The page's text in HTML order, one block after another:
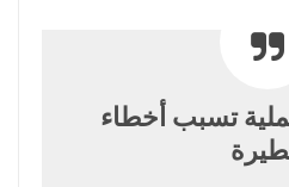
تسبب أخطاء